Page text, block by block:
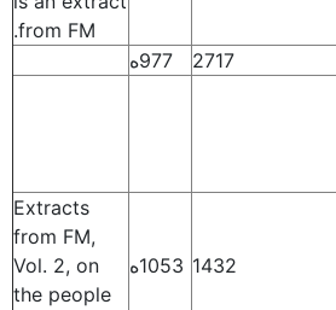
from FM.
2717
977ه
1432 1053ه
Extracts
from FM,
Vol. 2, on
the people